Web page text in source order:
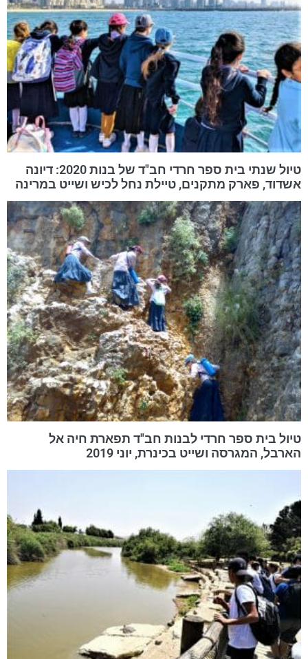
טיול שנתי בית ספר חרדי חב"ד של בנות 2020: דיונה
אשדוד, פארק מתקנים, טיילת נחל לכיש ושייט במרינה
טיול בית ספר חרדי לבנות חב"ד תפארת חיה אל
הארבל, המגרסה ושייט בכינרת, יוני 2019